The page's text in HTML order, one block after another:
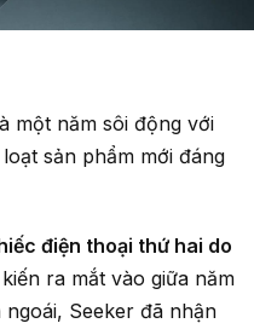
một năm sôi động với
sản phẩm mới đáng
điện thoại thứ hai do
ra mắt vào giữa năm
Seeker đã nhận